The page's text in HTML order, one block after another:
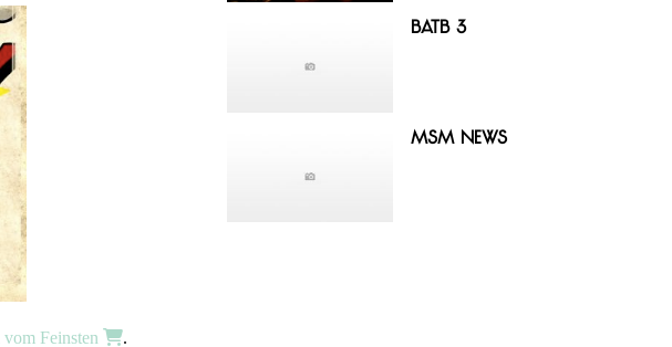
vom Feinsten .
BATB 3
MSM News